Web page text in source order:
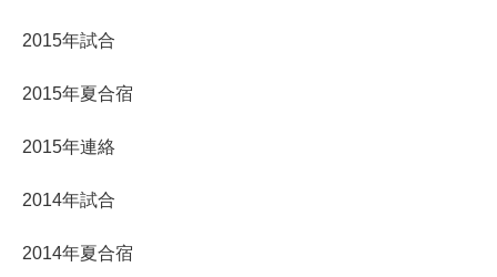
2015年試合
2015年夏合宿
2015年連絡
2014年試合
2014年夏合宿